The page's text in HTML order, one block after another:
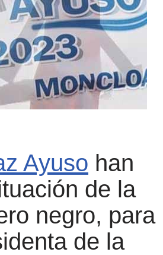
Ayuso han
de la
negro, para
de la